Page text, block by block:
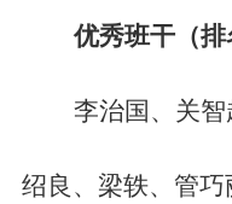
优秀班干（排
李治国、关
绍良、梁轶、管